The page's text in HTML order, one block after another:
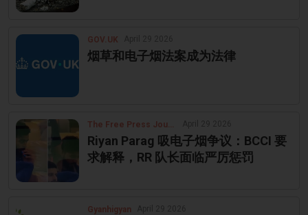
GOV.UK
烟草和电子烟法案成为法律
The Free Press Journal
Riyan Parag 吸电子烟争议：BCCI 要
求解释，RR 队长面临严厉惩罚
Gyanhigyan